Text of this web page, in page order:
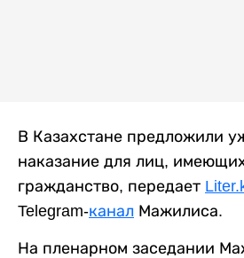
В Казахстане предложили
наказание для лиц,
гражданство, передает
Telegram-канал Мажилиса.
На пленарном заседании